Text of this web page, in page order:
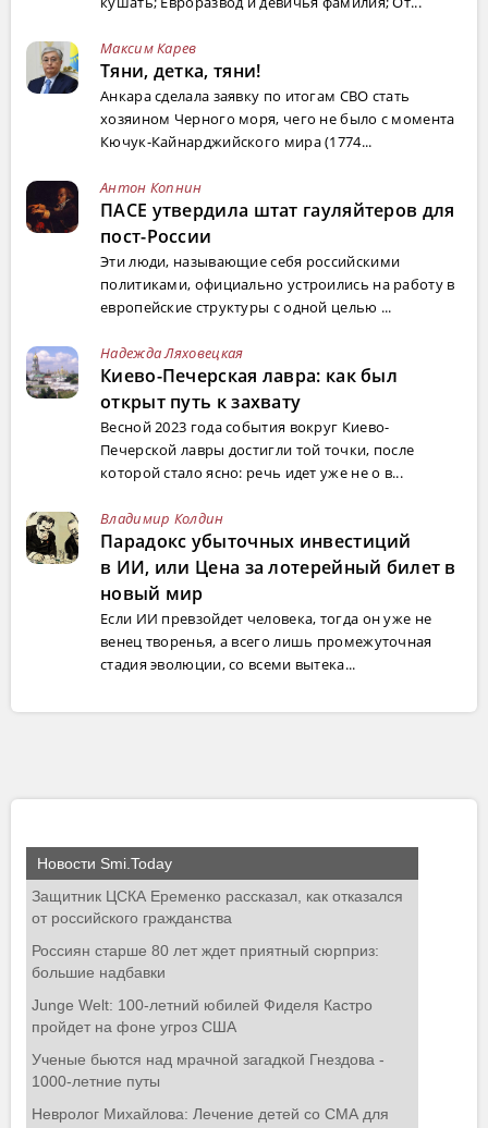
Максим Карев
Тяни, детка, тяни!
Анкара сделала заявку по итогам СВО стать
хозяином Черного моря, чего не было с момента
Кючук-Кайнарджийского мира (1774...
Антон Копнин
ПАСЕ утвердила штат гауляйтеров для
пост-России
Эти люди, называющие себя российскими
политиками, официально устроились на работу в
европейские структуры с одной целью ...
Надежда Ляховецкая
Киево-Печерская лавра: как был
открыт путь к захвату
Весной 2023 года события вокруг Киево-
Печерской лавры достигли той точки, после
которой стало ясно: речь идет уже не о в...
Владимир Колдин
Парадокс убыточных инвестиций
в ИИ, или Цена за лотерейный билет в
новый мир
Если ИИ превзойдет человека, тогда он уже не
венец творенья, а всего лишь промежуточная
стадия эволюции, со всеми вытека...